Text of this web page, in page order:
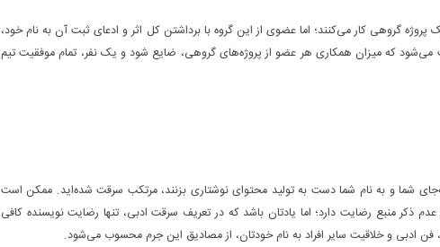
گروهی کار می‌کنند؛ اما عضوی از این گروه با برداشتن کل اثر و ادعای ثبت آن به نام خود،
می‌شود که میزان همکاری هر عضو از پروژه‌های گروهی،‌ ضایع شود و یک نفر، تمام موفقیت تیم
شما و به نام شما دست به تولید محتوای نوشتاری بزنند، مرتکب سرقت شده‌اید. ممکن است
ذکر منبع رضایت دارد؛ اما یادتان باشد که در تعریف سرقت ادبی، تنها رضایت نویسنده کافی
فن ادبی و خلاقیت سایر افراد به نام خودتان، از مصادیق این جرم محسوب می‌شود.